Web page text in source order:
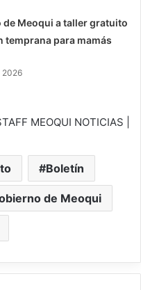
de Meoqui a taller gratuito
temprana para mamás
2026
MEOQUI NOTICIAS |
Boletín
de Meoqui